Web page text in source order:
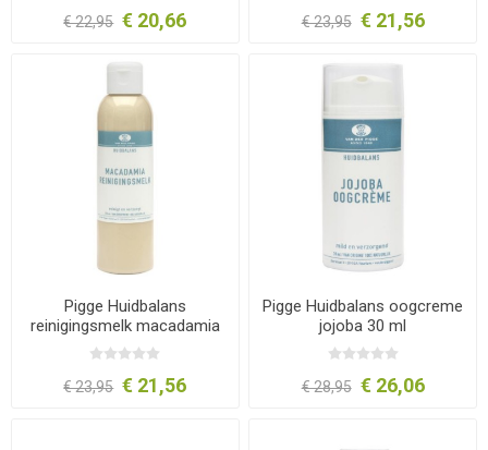
€ 22,95 € 20,66 € 23,95 € 21,56
Pigge Huidbalans
reinigingsmelk macadamia
150 ml
€ 23,95 € 21,56
Pigge Huidbalans oogcreme
jojoba 30 ml
€ 28,95 € 26,06